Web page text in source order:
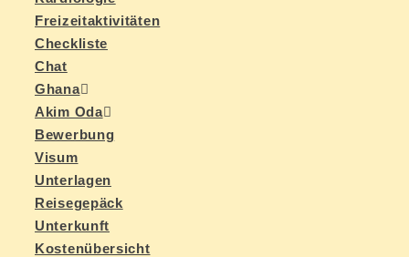
Frei­zeit­ak­ti­vi­tä­ten
Check­lis­te
Chat
Gha­na
Akim Oda
Be­wer­bung
Vi­sum
Un­ter­la­gen
Rei­se­ge­päck
Un­ter­kunft
Kos­ten­über­sicht